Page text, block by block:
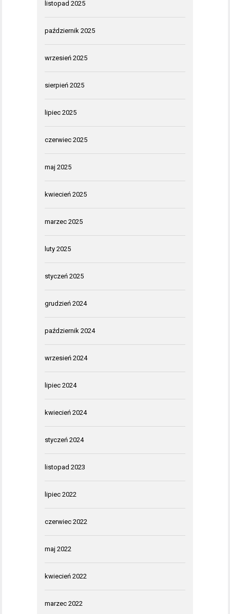
listopad 2025
październik 2025
wrzesień 2025
sierpień 2025
lipiec 2025
czerwiec 2025
maj 2025
kwiecień 2025
marzec 2025
luty 2025
styczeń 2025
grudzień 2024
październik 2024
wrzesień 2024
lipiec 2024
kwiecień 2024
styczeń 2024
listopad 2023
lipiec 2022
czerwiec 2022
maj 2022
kwiecień 2022
marzec 2022